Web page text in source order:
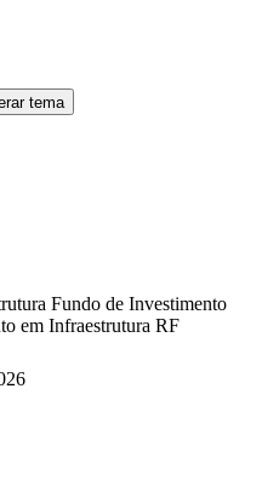
tema
Fundo de Investimento
em Infraestrutura RF